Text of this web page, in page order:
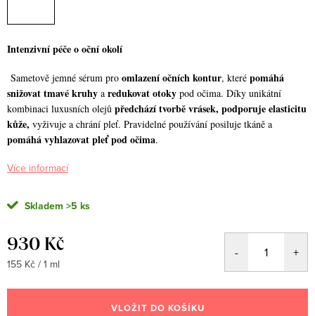
Intenzivní péče o oční okolí
Sametově jemné sérum pro omlazení očních kontur, které pomáhá
snižovat tmavé kruhy a redukovat otoky pod očima. Díky unikátní
kombinaci luxusních olejů předchází tvorbě vrásek, podporuje elasticitu
kůže, vyživuje a chrání pleť. Pravidelné používání posiluje tkáně a
pomáhá vyhlazovat pleť pod očima.
Více informací
Skladem >5 ks
930 Kč
Měrná
155 Kč / 1 ml
VLOŽIT DO KOŠÍKU